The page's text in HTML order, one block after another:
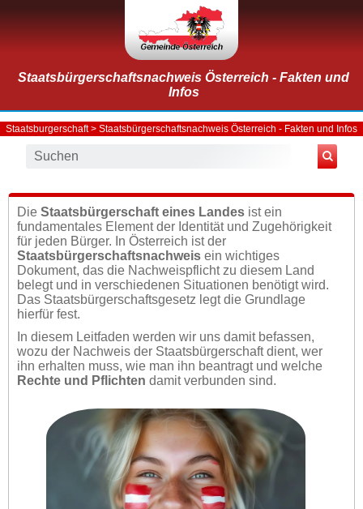
Staatsbürgerschaftsnachweis Österreich - Fakten und
Infos
Staatsburgerschaft> Staatsbürgerschaftsnachweis Österreich - Fakten und Infos
Die Staatsbürgerschaft eines Landes ist ein
fundamentales Element der Identität und Zugehörigkeit
für jeden Bürger. In Österreich ist der
Staatsbürgerschaftsnachweis ein wichtiges
Dokument, das die Nachweispflicht zu diesem Land
belegt und in verschiedenen Situationen benötigt wird.
Das Staatsbürgerschaftsgesetz legt die Grundlage
hierfür fest.
In diesem Leitfaden werden wir uns damit befassen,
wozu der Nachweis der Staatsbürgerschaft dient, wer
ihn erhalten muss, wie man ihn beantragt und welche
Rechte und Pflichten damit verbunden sind.